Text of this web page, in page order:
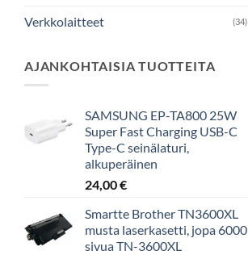
Verkkolaitteet (34)
AJANKOHTAISIA TUOTTEITA
SAMSUNG EP-TA800 25W
Super Fast Charging USB-C
Type-C seinälaturi,
alkuperäinen
24,00€
Smartte Brother TN3600XL
musta laserkasetti, jopa 6000
sivua TN-3600XL